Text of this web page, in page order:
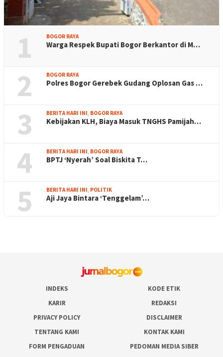
1 BOGOR RAYA
Warga Respek Bupati Bogor Berkantor di M…
2 BOGOR RAYA
Polres Bogor Gerebek Gudang Oplosan Gas …
3 BERITA HARI INI, BOGOR RAYA
Kebijakan KLH, Biaya Masuk TNGHS Pamijah…
4 BERITA HARI INI, BOGOR RAYA
BPTJ ‘Nyerah’ Soal Biskita T…
5 BERITA HARI INI, POLITIK
Aji Jaya Bintara ‘Tenggelam’…
INDEKS
KODE ETIK
KARIR
REDAKSI
PRIVACY POLICY
DISCLAIMER
TENTANG KAMI
KONTAK KAMI
FORM PENGADUAN
PEDOMAN MEDIA SIBER